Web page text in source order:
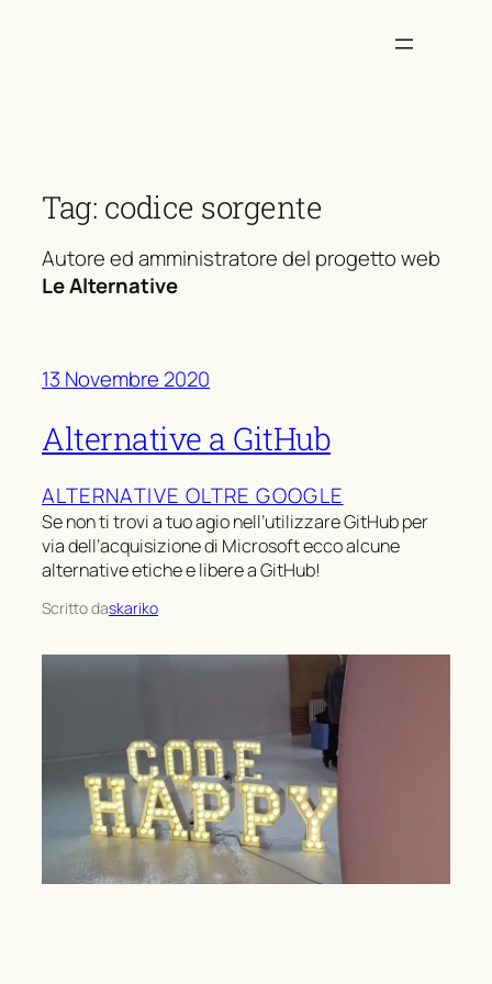
Tag: codice sorgente
Autore ed amministratore del progetto web
Le Alternative
13 Novembre 2020
Alternative a GitHub
ALTERNATIVE OLTRE GOOGLE
Se non ti trovi a tuo agio nell’utilizzare GitHub per
via dell’acquisizione di Microsoft ecco alcune
alternative etiche e libere a GitHub!
Scritto daskariko